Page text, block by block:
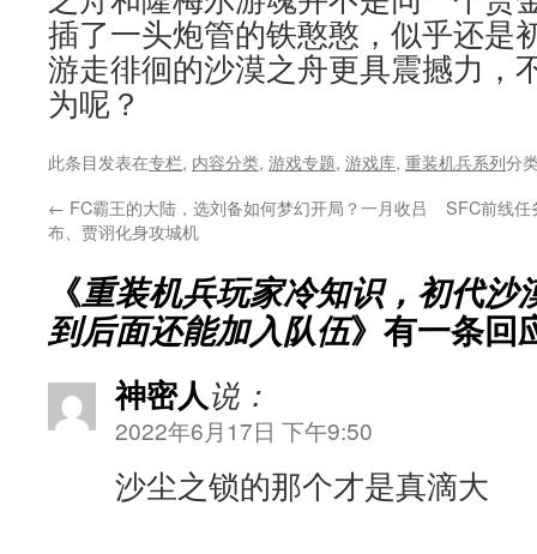
插了一头炮管的铁憨憨，似乎还是
游走徘徊的沙漠之舟更具震撼力，
为呢？
此条目发表在专栏, 内容分类, 游戏专题, 游戏库, 重装机兵系列分
← FC霸王的大陆，选刘备如何梦幻开局？一月收吕
布、贾诩化身攻城机
SFC前线
《重装机兵玩家冷知识，初代沙
到后面还能加入队伍》有一条回
神密人说：
2022年6月17日 下午9:50
沙尘之锁的那个才是真滴大